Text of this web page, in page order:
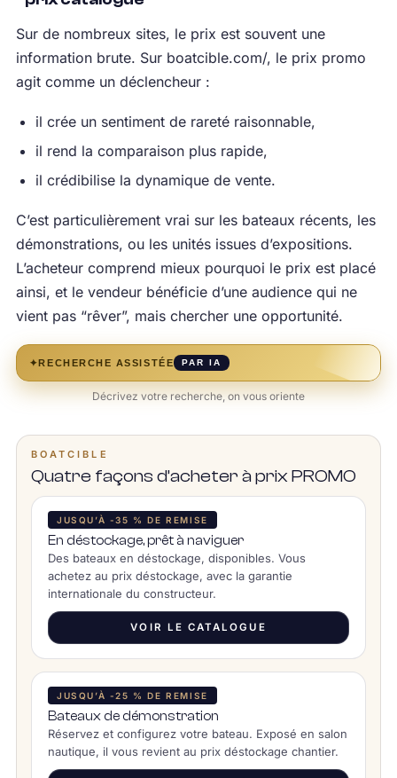
Sur de nombreux sites, le prix est souvent une
information brute. Sur boatcible.com/, le prix promo
agit comme un déclencheur :
il crée un sentiment de rareté raisonnable,
il rend la comparaison plus rapide,
il crédibilise la dynamique de vente.
C’est particulièrement vrai sur les bateaux récents, les
démonstrations, ou les unités issues d’expositions.
L’acheteur comprend mieux pourquoi le prix est placé
ainsi, et le vendeur bénéficie d’une audience qui ne
vient pas “rêver”, mais chercher une opportunité.
✦RECHERCHE ASSISTÉE PAR IA
Décrivez votre recherche, on vous oriente
BOATCIBLE
Quatre façons d’acheter à prix PROMO
JUSQU’À -35 % DE REMISE
En déstockage, prêt à naviguer
Des bateaux en déstockage, disponibles. Vous
achetez au prix déstockage, avec la garantie
internationale du constructeur.
VOIR LE CATALOGUE
JUSQU’À -25 % DE REMISE
Bateaux de démonstration
Réservez et configurez votre bateau. Exposé en salon
nautique, il vous revient au prix déstockage chantier.